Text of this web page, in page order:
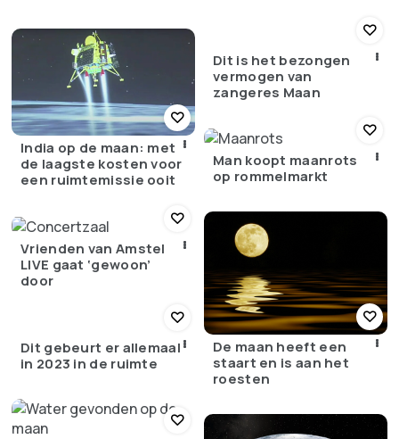
India op de maan: met
de laagste kosten voor
een ruimtemissie ooit
Dit is het bezongen
vermogen van
zangeres Maan
Man koopt maanrots
op rommelmarkt
De maan heeft een
staart en is aan het
roesten
Vrienden van Amstel
LIVE gaat ‘gewoon’
door
Dit gebeurt er allemaal
in 2023 in de ruimte